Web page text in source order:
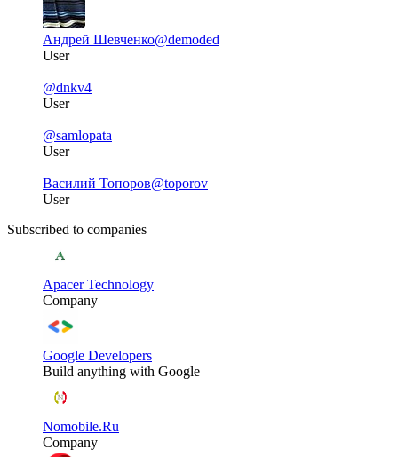
Андрей Шевченко@demoded
User
@dnkv4
User
@samlopata
User
Василий Топоров@toporov
User
Subscribed to companies
Apacer Technology
Company
Google Developers
Build anything with Google
Nomobile.Ru
Company